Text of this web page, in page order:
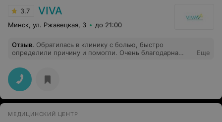
3.7 VIVA
Минск, ул. Ржавецкая, 3 до 21:00
Отзыв. Обратилась в клинику с болью, быстро
определили причину и помогли. Очень благодарна
Ольге профессионалы в своем деле. Очень приятная и
профессиональная клиника.
Еще
МЕДИЦИНСКИЙ ЦЕНТР